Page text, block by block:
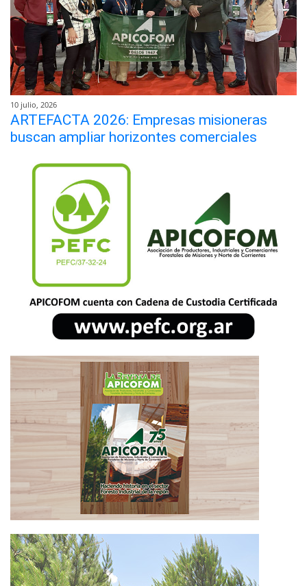
10 julio, 2026
ARTEFACTA 2026: Empresas misioneras
buscan ampliar horizontes comerciales